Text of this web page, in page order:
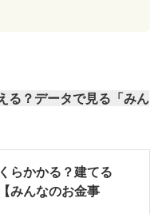
る？データで見る「みん
らかかる？建てる
みんなのお金事